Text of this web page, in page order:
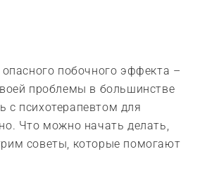
побочного эффекта –
проблемы в большинстве
с психотерапевтом для
Что можно начать делать,
советы, которые помогают